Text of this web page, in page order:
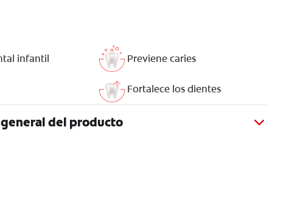
infantil Previene caries
Fortalece los dientes
del producto